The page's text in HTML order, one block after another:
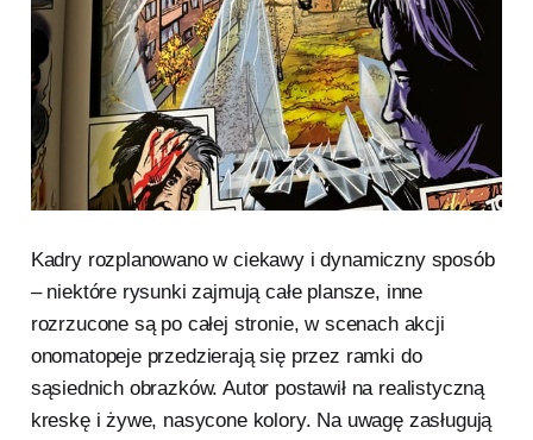
Kadry rozplanowano w ciekawy i dynamiczny sposób
– niektóre rysunki zajmują całe plansze, inne
rozrzucone są po całej stronie, w scenach akcji
onomatopeje przedzierają się przez ramki do
sąsiednich obrazków. Autor postawił na realistyczną
kreskę i żywe, nasycone kolory. Na uwagę zasługują